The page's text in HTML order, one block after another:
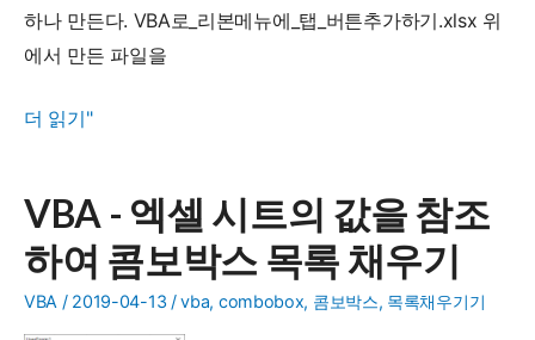
하나 만든다. VBA로_리본메뉴에_탭_버튼추가하기.xlsx 위
에서 만든 파일을
VBA
셀
리
본
더 읽기"
VBA - 엑셀 시트의 값을 참조
하여 콤보박스 목록 채우기
VBA / 2019-04-13 /vba, combobox, 콤보박스, 목록채우기기